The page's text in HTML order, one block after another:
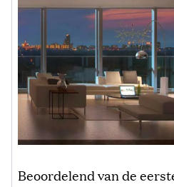
Beoordelend van de